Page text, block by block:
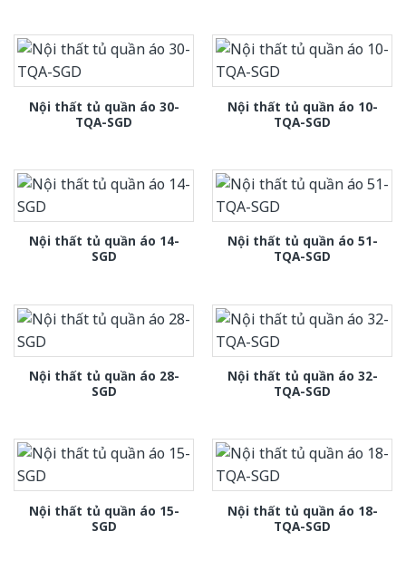
Nội thất tủ quần áo 30-
TQA-SGD
Nội thất tủ quần áo 10-
TQA-SGD
Nội thất tủ quần áo 14-
SGD
Nội thất tủ quần áo 51-
TQA-SGD
Nội thất tủ quần áo 28-
SGD
Nội thất tủ quần áo 32-
TQA-SGD
Nội thất tủ quần áo 15-
SGD
Nội thất tủ quần áo 18-
TQA-SGD